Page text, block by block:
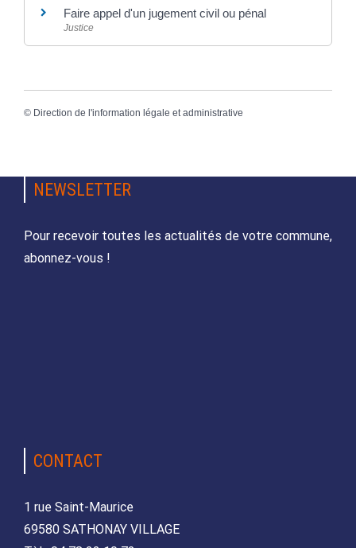
Faire appel d'un jugement civil ou pénal
Justice
© Direction de l'information légale et administrative
NEWSLETTER
Pour recevoir toutes les actualités de votre commune,
abonnez-vous !
CONTACT
1 rue Saint-Maurice
69580 SATHONAY VILLAGE